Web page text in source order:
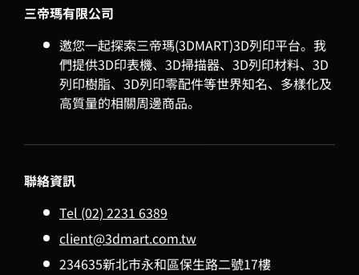
三帝瑪有限公司
邀您一起探索三帝瑪(3DMART)3D列印平台。我
們提供3D印表機、3D掃描器、3D列印材料、3D
列印樹脂、3D列印零配件等世界知名、多樣化及
高質量的相關周邊商品。
聯絡資訊
Tel (02) 2231 6389
client@3dmart.com.tw
234635新北市永和區保生路二號17樓